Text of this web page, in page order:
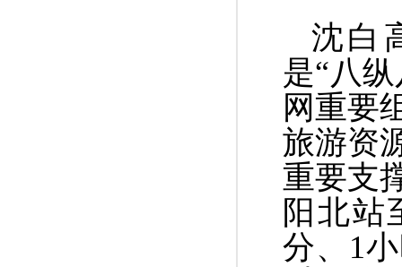
沈白
是“八
网重要
旅游资
重要支
阳北站
分、1